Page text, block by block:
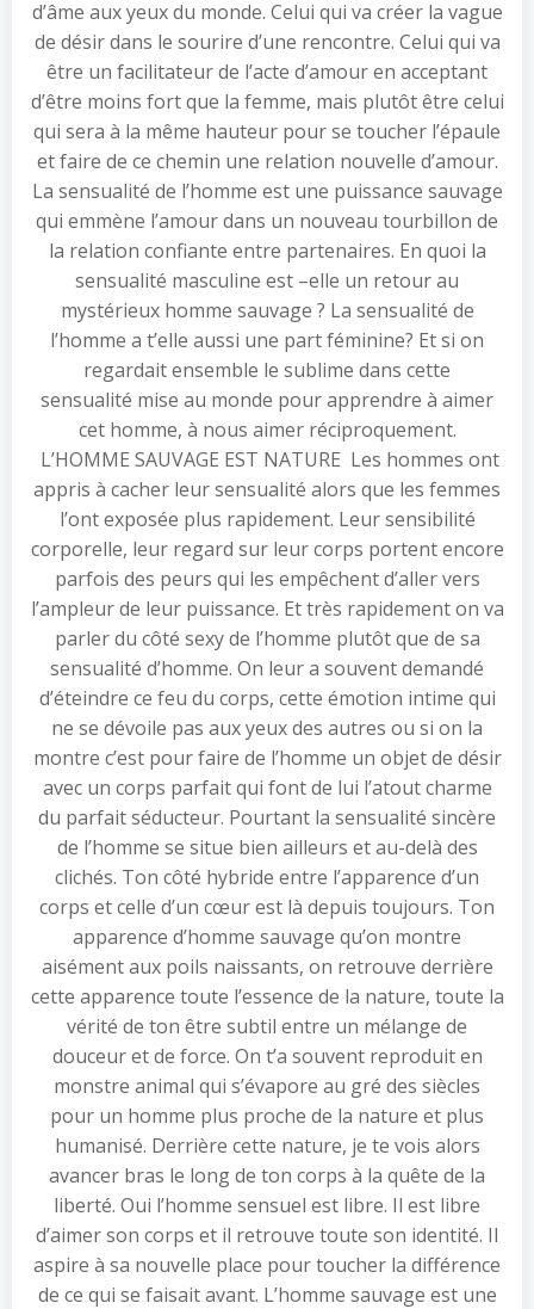
d’âme aux yeux du monde. Celui qui va créer la vague
de désir dans le sourire d’une rencontre. Celui qui va
être un facilitateur de l’acte d’amour en acceptant
d’être moins fort que la femme, mais plutôt être celui
qui sera à la même hauteur pour se toucher l’épaule
et faire de ce chemin une relation nouvelle d’amour.
La sensualité de l’homme est une puissance sauvage
qui emmène l’amour dans un nouveau tourbillon de
la relation confiante entre partenaires. En quoi la
sensualité masculine est –elle un retour au
mystérieux homme sauvage ? La sensualité de
l’homme a t’elle aussi une part féminine? Et si on
regardait ensemble le sublime dans cette
sensualité mise au monde pour apprendre à aimer
cet homme, à nous aimer réciproquement.
L’HOMME SAUVAGE EST NATURE Les hommes ont
appris à cacher leur sensualité alors que les femmes
l’ont exposée plus rapidement. Leur sensibilité
corporelle, leur regard sur leur corps portent encore
parfois des peurs qui les empêchent d’aller vers
l’ampleur de leur puissance. Et très rapidement on va
parler du côté sexy de l’homme plutôt que de sa
sensualité d’homme. On leur a souvent demandé
d’éteindre ce feu du corps, cette émotion intime qui
ne se dévoile pas aux yeux des autres ou si on la
montre c’est pour faire de l’homme un objet de désir
avec un corps parfait qui font de lui l’atout charme
du parfait séducteur. Pourtant la sensualité sincère
de l’homme se situe bien ailleurs et au-delà des
clichés. Ton côté hybride entre l’apparence d’un
corps et celle d’un cœur est là depuis toujours. Ton
apparence d’homme sauvage qu’on montre
aisément aux poils naissants, on retrouve derrière
cette apparence toute l’essence de la nature, toute la
vérité de ton être subtil entre un mélange de
douceur et de force. On t’a souvent reproduit en
monstre animal qui s’évapore au gré des siècles
pour un homme plus proche de la nature et plus
humanisé. Derrière cette nature, je te vois alors
avancer bras le long de ton corps à la quête de la
liberté. Oui l’homme sensuel est libre. Il est libre
d’aimer son corps et il retrouve toute son identité. Il
aspire à sa nouvelle place pour toucher la différence
de ce qui se faisait avant. L’homme sauvage est une